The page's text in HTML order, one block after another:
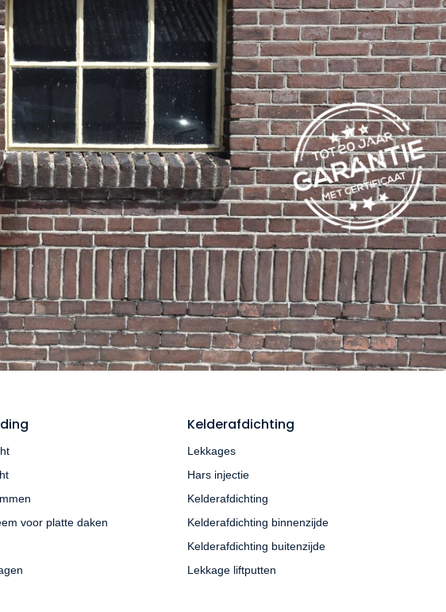
voor platte daken
Kelderafdichting
Lekkages
Hars injectie
Kelderafdichting
Kelderafdichting binnenzijde
Kelderafdichting buitenzijde
Lekkage liftputten